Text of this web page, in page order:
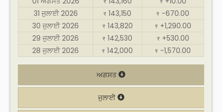
₹ ₹
31 ਜੁਲਾਈ 2026
₹ 143,150 ₹ -670.00
30 ਜੁਲਾਈ 2026
₹ 143,820 ₹ +1,290.00
29 ਜੁਲਾਈ 2026
₹ 142,530 ₹ +530.00
28 ਜੁਲਾਈ 2026
₹ 142,000 ₹ -1,570.00
ਅਗਸਤ
ਜੁਲਾਈ